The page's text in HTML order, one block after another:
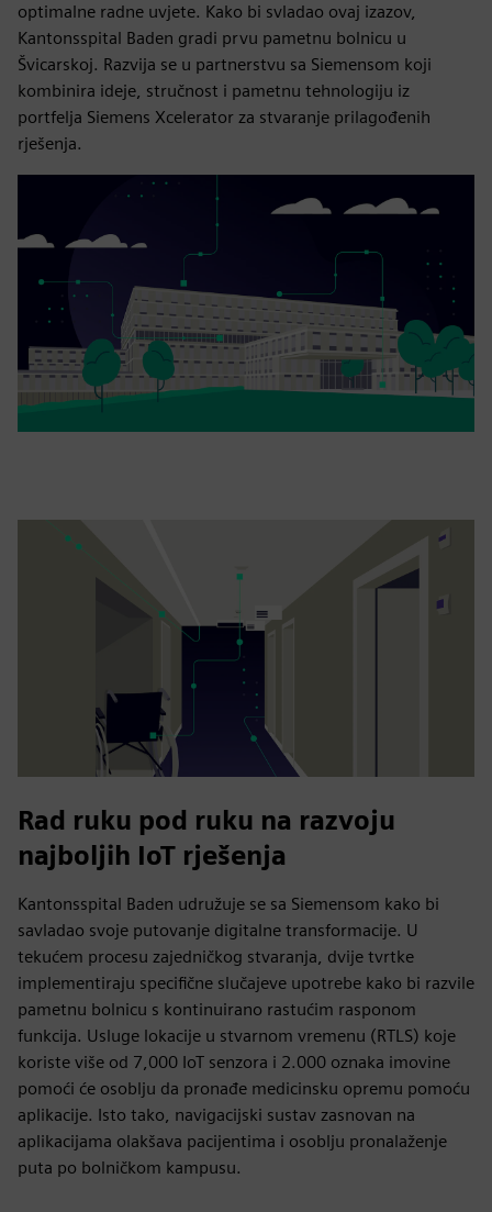
optimalne radne uvjete. Kako bi svladao ovaj izazov,
Kantonsspital Baden gradi prvu pametnu bolnicu u
Švicarskoj. Razvija se u partnerstvu sa Siemensom koji
kombinira ideje, stručnost i pametnu tehnologiju iz
portfelja Siemens Xcelerator za stvaranje prilagođenih
rješenja.
Rad ruku pod ruku na razvoju
najboljih IoT rješenja
Kantonsspital Baden udružuje se sa Siemensom kako bi
savladao svoje putovanje digitalne transformacije. U
tekućem procesu zajedničkog stvaranja, dvije tvrtke
implementiraju specifične slučajeve upotrebe kako bi razvile
pametnu bolnicu s kontinuirano rastućim rasponom
funkcija. Usluge lokacije u stvarnom vremenu (RTLS) koje
koriste više od 7,000 IoT senzora i 2.000 oznaka imovine
pomoći će osoblju da pronađe medicinsku opremu pomoću
aplikacije. Isto tako, navigacijski sustav zasnovan na
aplikacijama olakšava pacijentima i osoblju pronalaženje
puta po bolničkom kampusu.